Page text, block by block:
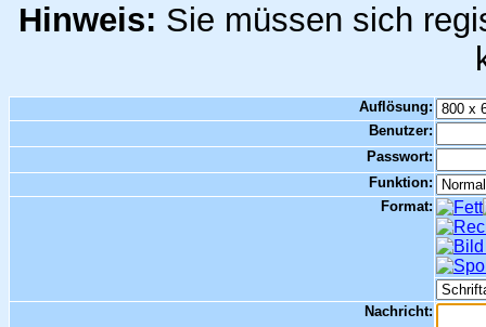
Hinweis: Sie müssen sich
Auflösung:
Benutzer:
Passwort:
Funktion:
Format:
Nachricht: